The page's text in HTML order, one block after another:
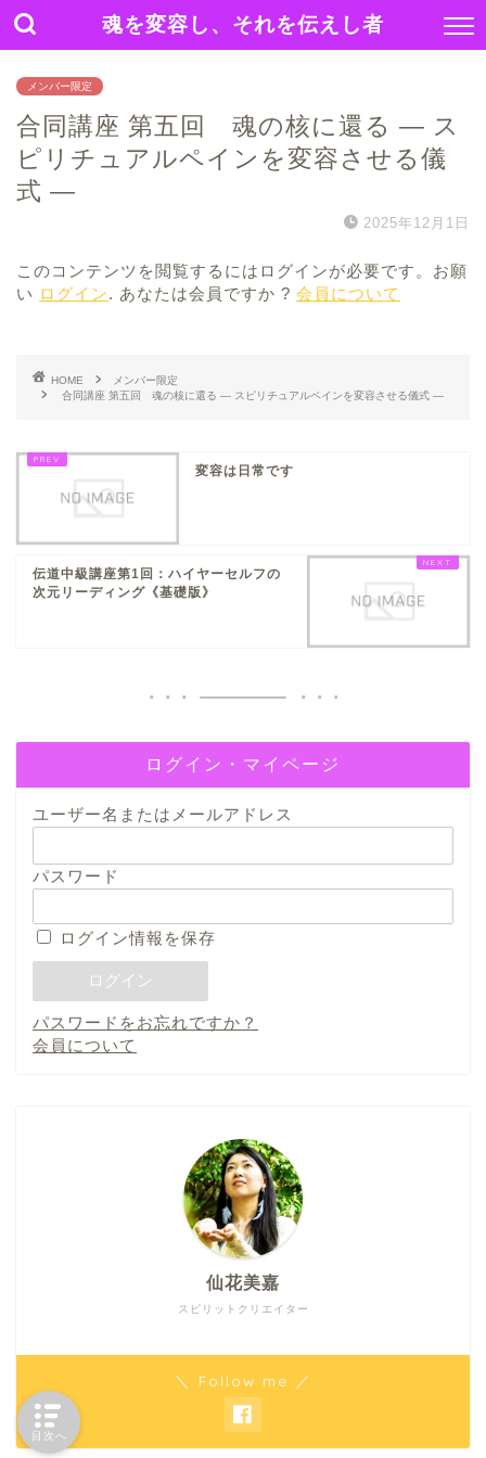
魂を変容し、それを伝えし者
メンバー限定
合同講座 第五回 魂の核に還る ― ス
ピリチュアルペインを変容させる儀
式 ―
2025年12月1日
このコンテンツを閲覧するにはログインが必要です。お願
い ログイン. あなたは会員ですか ? 会員について
HOME
メンバー限定
合同講座 第五回 魂の核に還る ― スピリチュアルペインを変容させる儀式 ―
変容は日常です
伝道中級講座第1回：ハイヤーセルフの
次元リーディング《基礎版》
ログイン・マイページ
ユーザー名またはメールアドレス
パスワード
ログイン情報を保存
パスワードをお忘れですか？
会員について
スピリットクリエイター
仙花美嘉
＼ Follow me ／
目次へ